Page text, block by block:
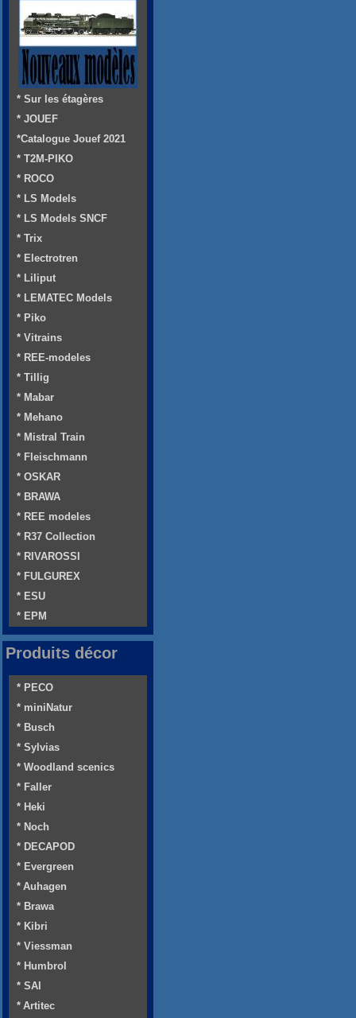
* Sur les étagères
* JOUEF
*Catalogue Jouef 2021
* T2M-PIKO
* ROCO
* LS Models
* LS Models SNCF
* Trix
* Electrotren
* Liliput
* LEMATEC Models
* Piko
* Vitrains
* REE-modeles
* Tillig
* Mabar
* Mehano
* Mistral Train
* Fleischmann
* OSKAR
* BRAWA
* REE modeles
* R37 Collection
* RIVAROSSI
* FULGUREX
* ESU
* EPM
Produits décor
* PECO
* miniNatur
* Busch
* Sylvias
* Woodland scenics
* Faller
* Heki
* Noch
* DECAPOD
* Evergreen
* Auhagen
* Brawa
* Kibri
* Viessman
* Humbrol
* SAI
* Artitec